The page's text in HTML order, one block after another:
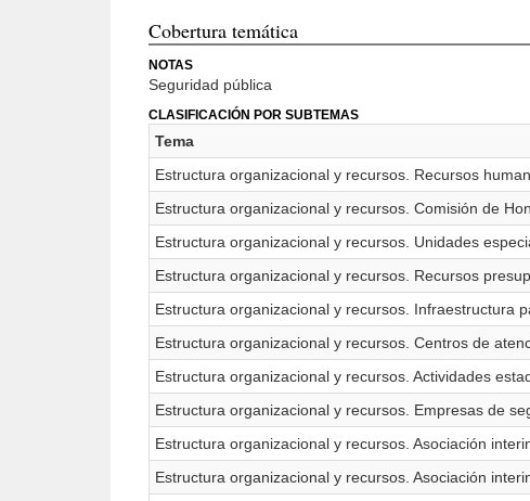
Cobertura temática
NOTAS
Seguridad pública
CLASIFICACIÓN POR SUBTEMAS
Tema
Estructura organizacional y recursos. Recursos
Estructura organizacional y recursos. Comisión de
Estructura organizacional y recursos. Unidades
Estructura organizacional y recursos. Recursos
Estructura organizacional y recursos. Infraestructura
Estructura organizacional y recursos. Centros de
Estructura organizacional y recursos. Actividades
Estructura organizacional y recursos. Empresas de
Estructura organizacional y recursos. Asociación
Estructura organizacional y recursos. Asociación